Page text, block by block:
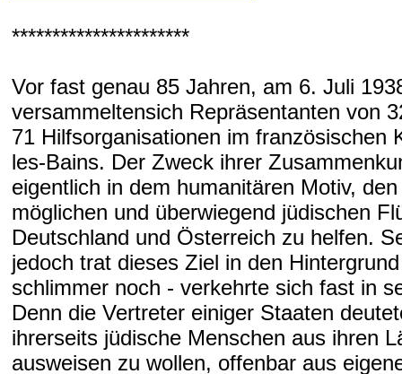
**********************
Vor fast genau 85 Jahren, am 6. Juli
versammeltensich Repräsentanten von
71 Hilfsorganisationen im französischen
les-Bains. Der Zweck ihrer
eigentlich in dem humanitären Motiv,
möglichen und überwiegend jüdischen
Deutschland und Österreich zu helfen.
jedoch trat dieses Ziel in den
schlimmer noch - verkehrte sich fast in
Denn die Vertreter einiger Staaten
ihrerseits jüdische Menschen aus ihren
ausweisen zu wollen, offenbar aus